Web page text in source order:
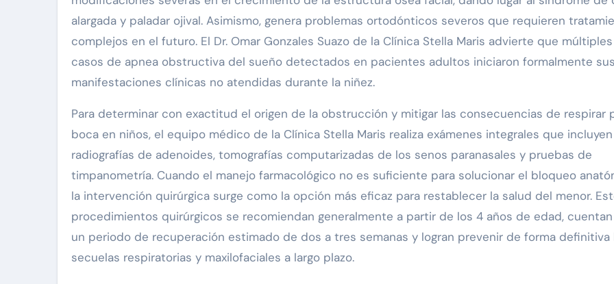
alargada y paladar ojival. Asimismo, genera problemas ortodónticos severos que requieren
complejos en el futuro. El Dr. Omar Gonzales Suazo de la Clínica Stella Maris advierte que múltiples
casos de apnea obstructiva del sueño detectados en pacientes adultos iniciaron formalmente sus
manifestaciones clínicas no atendidas durante la niñez.
Para determinar con exactitud el origen de la obstrucción y mitigar las consecuencias de respirar
boca en niños, el equipo médico de la Clínica Stella Maris realiza exámenes integrales que incluyen
radiografías de adenoides, tomografías computarizadas de los senos paranasales y pruebas de
timpanometría. Cuando el manejo farmacológico no es suficiente para solucionar el bloqueo
la intervención quirúrgica surge como la opción más eficaz para restablecer la salud del menor.
procedimientos quirúrgicos se recomiendan generalmente a partir de los 4 años de edad,
un periodo de recuperación estimado de dos a tres semanas y logran prevenir de forma definitiva
secuelas respiratorias y maxilofaciales a largo plazo.